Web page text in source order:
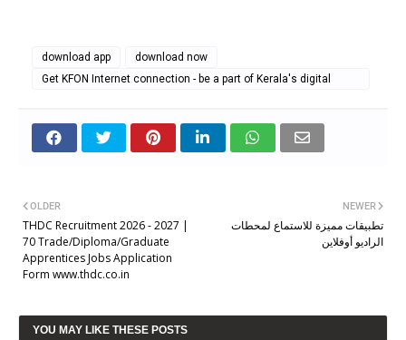
download app
download now
Get KFON Internet connection - be a part of Kerala's digital
NEWER
تطبيقات مميزة للاستماع لمحطات
الراديو أوفلاين
OLDER
THDC Recruitment 2026 - 2027 |
70 Trade/Diploma/Graduate
Apprentices Jobs Application
Form www.thdc.co.in
YOU MAY LIKE THESE POSTS